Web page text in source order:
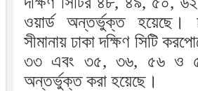
ওয়ার্ড অন্তর্ভুক্ত হয়েছে।
সীমানায় ঢাকা দক্ষিণ সিটি
৩৩ এবং ৩৫, ৩৬, ৫৬ ও
অন্তর্ভুক্ত করা হয়েছে।